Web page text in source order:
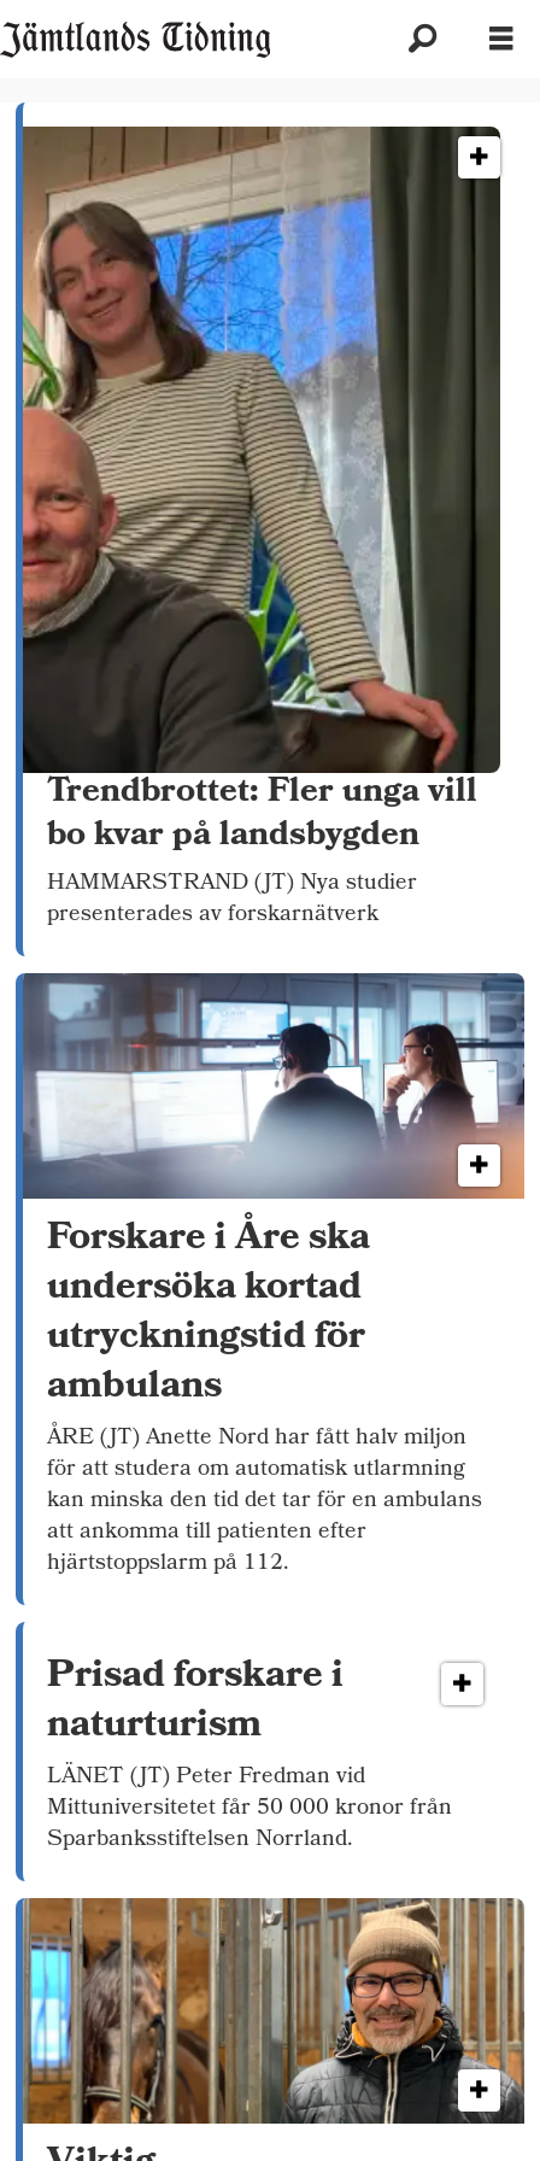
Etikett:
forskning
Trendbrottet: Fler unga vill
bo kvar på landsbygden
HAMMARSTRAND (JT) Nya studier
presenterades av forskarnätverk
Forskare i Åre ska
undersöka kortad
utryckningstid för
ambulans
ÅRE (JT) Anette Nord har fått halv miljon
för att studera om automatisk utlarmning
kan minska den tid det tar för en ambulans
att ankomma till patienten efter
hjärtstoppslarm på 112.
Prisad forskare i
naturturism
LÄNET (JT) Peter Fredman vid
Mittuniversitetet får 50 000 kronor från
Sparbanksstiftelsen Norrland.